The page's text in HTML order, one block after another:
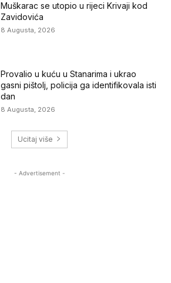
Muškarac se utopio u rijeci Krivaji kod
Zavidovića
8 Augusta, 2026
Provalio u kuću u Stanarima i ukrao
gasni pištolj, policija ga identifikovala isti
dan
8 Augusta, 2026
Ucitaj više
- Advertisement -